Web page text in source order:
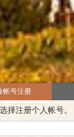
帐号注册
择注册个人帐号。